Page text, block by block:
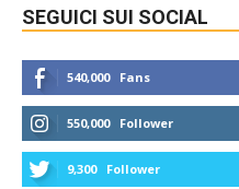
SEGUICI SUI SOCIAL
540,000 Fans
550,000 Follower
9,300 Follower